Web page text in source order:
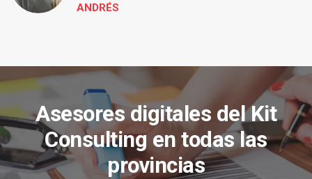
ANDRÉS
Asesores digitales del Kit
Consulting en todas las
provincias